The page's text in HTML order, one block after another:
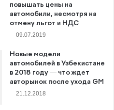
повышать цены на
автомобили, несмотря на
отмену льгот и НДС
09.07.2019
Новые модели
автомобилей в Узбекистане
в 2018 году — что ждет
авторынок после ухода GM
21.12.2018